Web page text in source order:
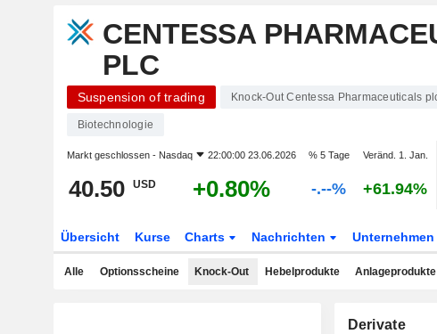
CENTESSA
PLC
Suspension of trading Knock-Out Centessa Pharmaceuticals
Biotechnologie
Markt geschlossen - Nasdaq 22:00:00 23.06.2026 % 5 Tage Veränd. 1. Jan.
40.50 USD +0.80% -.--% +61.94%
Übersicht Kurse Charts Nachrichten Unternehmen
Alle Optionsscheine Knock-Out Hebelprodukte Anlageprodukte
Derivate